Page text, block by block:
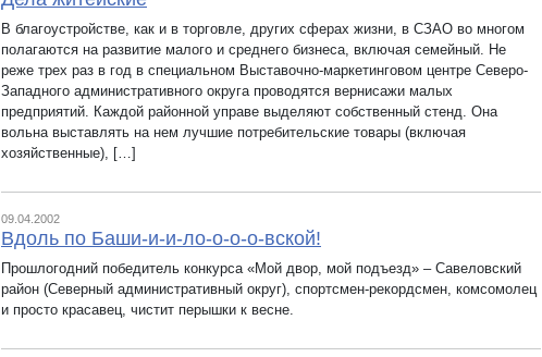
В благоустройстве, как и в торговле, других сферах жизни, в СЗАО во многом
полагаются на развитие малого и среднего бизнеса, включая семейный. Не
реже трех раз в год в специальном Выставочно-маркетинговом центре Северо-
Западного административного округа проводятся вернисажи малых
предприятий. Каждой районной управе выделяют собственный стенд. Она
вольна выставлять на нем лучшие потребительские товары (включая
хозяйственные), […]
09.04.2002
Вдоль по Баши-и-и-ло-о-о-о-вской!
Прошлогодний победитель конкурса «Мой двор, мой подъезд» – Савеловский
район (Северный административный округ), спортсмен-рекордсмен, комсомолец
и просто красавец, чистит перышки к весне.